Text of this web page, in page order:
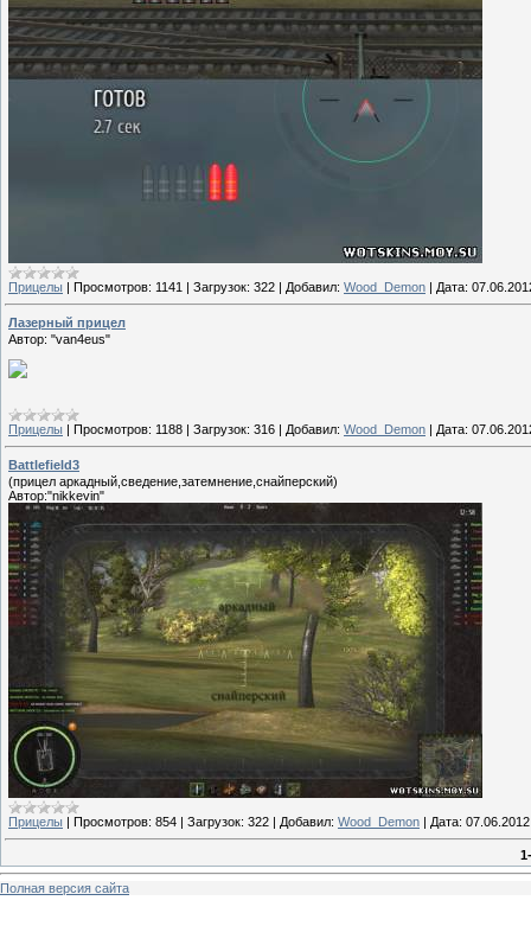
Прицелы | Просмотров: 1141 | Загрузок: 322 | Добавил: Wood_Demon | Дата:
Лазерный прицел
Автор: "van4eus"
Прицелы | Просмотров: 1188 | Загрузок: 316 | Добавил: Wood_Demon | Дата:
Battlefield3
(прицел аркадный,сведение,затемнение,снайперский)
Автор:"nikkevin"
Прицелы | Просмотров: 854 | Загрузок: 322 | Добавил: Wood_Demon | Дата: 07.06.2012
Полная версия сайта